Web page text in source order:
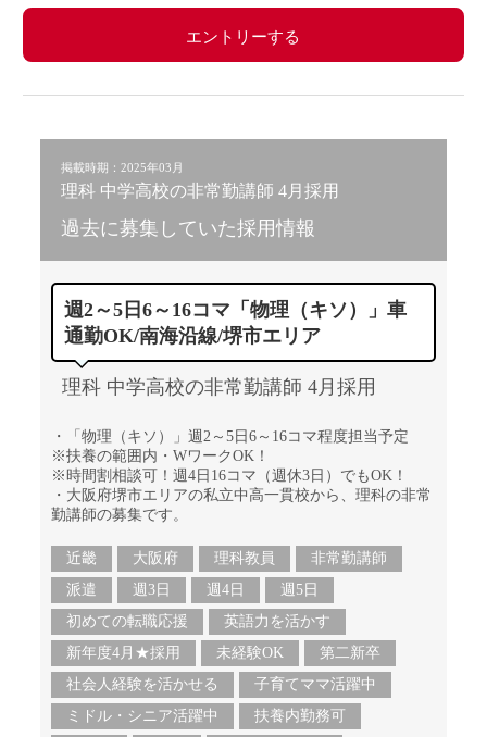
エントリーする
掲載時期：2025年03月
理科 中学高校の非常勤講師 4月採用
過去に募集していた採用情報
週2～5日6～16コマ「物理（キソ）」車
通勤OK/南海沿線/堺市エリア
理科 中学高校の非常勤講師 4月採用
・「物理（キソ）」週2～5日6～16コマ程度担当予定
※扶養の範囲内・WワークOK！
※時間割相談可！週4日16コマ（週休3日）でもOK！
・大阪府堺市エリアの私立中高一貫校から、理科の非常
勤講師の募集です。
近畿 大阪府 理科教員
非常勤講師
派遣
週3日 週4日
週5日
初めての転職応援
英語力を活かす
新年度4月★採用
未経験OK
第二新卒
社会人経験を活かせる
子育てママ活躍中
ミドル・シニア活躍中
扶養内勤務可